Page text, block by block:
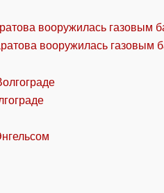
вооружилась газовым